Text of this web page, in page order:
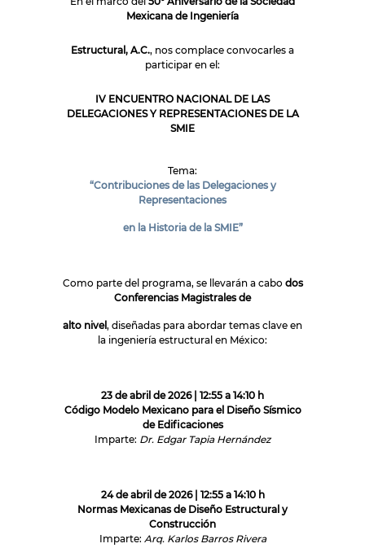
Mexicana de Ingeniería
Estructural, A.C., nos complace convocarles a
participar en el:
IV ENCUENTRO NACIONAL DE LAS
DELEGACIONES Y REPRESENTACIONES DE LA
SMIE
Tema:
“Contribuciones de las Delegaciones y
Representaciones
en la Historia de la SMIE”
Como parte del programa, se llevarán a cabo dos
Conferencias Magistrales de
alto nivel, diseñadas para abordar temas clave en
la ingeniería estructural en México:
23 de abril de 2026 | 12:55 a 14:10 h
Código Modelo Mexicano para el Diseño Sísmico
de Edificaciones
Imparte: Dr. Edgar Tapia Hernández
24 de abril de 2026 | 12:55 a 14:10 h
Normas Mexicanas de Diseño Estructural y
Construcción
Imparte: Arq. Karlos Barros Rivera